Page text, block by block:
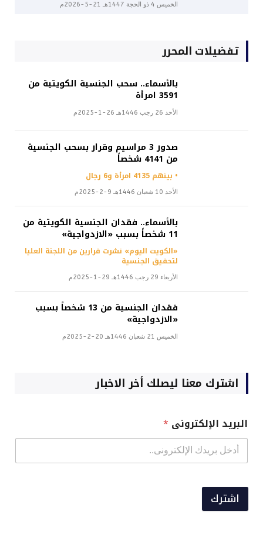
الخميس 4 ذو الحجة 1447هـ 21-5-2026م
تفضيلات المحرر
بالأسماء.. سحب الجنسية الكويتية من
3591 امرأة
الأحد 26 رجب 1446هـ 26-1-2025م
صدور 3 مراسيم وقرار بسحب الجنسية
من 4141 شخصاً
• بينهم 4135 امرأة و6 رجال
الأحد 10 شعبان 1446هـ 9-2-2025م
بالأسماء.. فقدان الجنسية الكويتية من
11 شخصاً بسبب «الازدواجية»
«الكويت اليوم» نشرت قرارين من اللجنة العليا
لتحقيق الجنسية
الأربعاء 29 رجب 1446هـ 29-1-2025م
فقدان الجنسية من 13 شخصاً بسبب
«الازدواجية»
الخميس 21 شعبان 1446هـ 20-2-2025م
اشترك معنا ليصلك أخر الاخبار
البريد الإلكترونى *
اشترك